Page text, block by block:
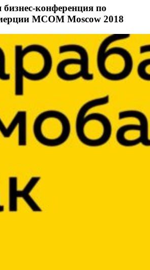
конференция по
MCOM Moscow 2018